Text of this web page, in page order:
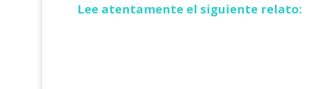
Lee atentamente el siguiente relato: